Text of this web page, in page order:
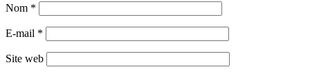
Nom *
E-mail *
Site web